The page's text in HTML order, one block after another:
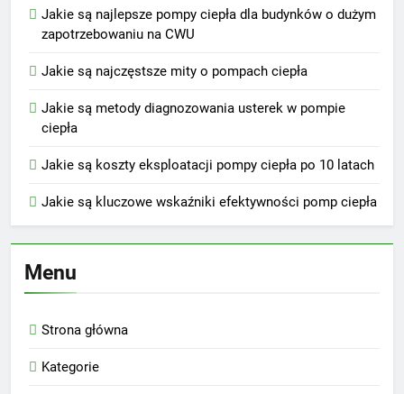
Jakie są najlepsze pompy ciepła dla budynków o dużym
zapotrzebowaniu na CWU
Jakie są najczęstsze mity o pompach ciepła
Jakie są metody diagnozowania usterek w pompie
ciepła
Jakie są koszty eksploatacji pompy ciepła po 10 latach
Jakie są kluczowe wskaźniki efektywności pomp ciepła
Menu
Strona główna
Kategorie